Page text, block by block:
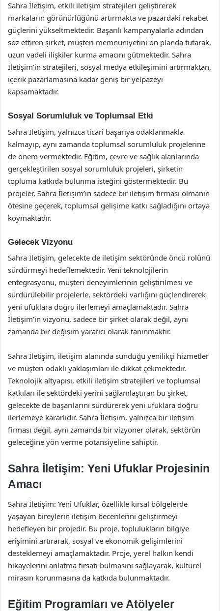
Sahra İletişim, etkili iletişim stratejileri geliştirerek
markaların görünürlüğünü artırmakta ve pazardaki rekabet
güçlerini yükseltmektedir. Başarılı kampanyalarla adından
söz ettiren şirket, müşteri memnuniyetini ön planda tutarak,
uzun vadeli ilişkiler kurma amacını gütmektedir. Sahra
İletişim’in stratejileri, sosyal medya etkileşimini artırmaktan,
içerik pazarlamasına kadar geniş bir yelpazeyi
kapsamaktadır.
Sosyal Sorumluluk ve Toplumsal Etki
Sahra İletişim, yalnızca ticari başarıya odaklanmakla
kalmayıp, aynı zamanda toplumsal sorumluluk projelerine
de önem vermektedir. Eğitim, çevre ve sağlık alanlarında
gerçekleştirilen sosyal sorumluluk projeleri, şirketin
topluma katkıda bulunma isteğini göstermektedir. Bu
projeler, Sahra İletişim’in sadece bir iletişim firması olmanın
ötesine geçerek, toplumsal gelişime katkı sağladığını ortaya
koymaktadır.
Gelecek Vizyonu
Sahra İletişim, gelecekte de iletişim sektöründe öncü rolünü
sürdürmeyi hedeflemektedir. Yeni teknolojilerin
entegrasyonu, müşteri deneyimlerinin geliştirilmesi ve
sürdürülebilir projelerle, sektördeki varlığını güçlendirerek
yeni ufuklara doğru ilerlemeyi amaçlamaktadır. Sahra
İletişim’in vizyonu, sadece bir şirket olarak değil, aynı
zamanda bir değişim yaratıcı olarak tanınmaktır.
Sahra İletişim, iletişim alanında sunduğu yenilikçi hizmetler
ve müşteri odaklı yaklaşımları ile dikkat çekmektedir.
Teknolojik altyapısı, etkili iletişim stratejileri ve toplumsal
katkıları ile sektördeki yerini sağlamlaştıran bu şirket,
gelecekte de başarılarını sürdürerek yeni ufuklara doğru
ilerlemeye kararlıdır. Sahra İletişim, yalnızca bir iletişim
firması değil, aynı zamanda bir vizyoner olarak, sektörün
geleceğine yön verme potansiyeline sahiptir.
Sahra İletişim: Yeni Ufuklar Projesinin
Amacı
Sahra İletişim: Yeni Ufuklar, özellikle kırsal bölgelerde
yaşayan bireylerin iletişim becerilerini geliştirmeyi
hedefleyen bir projedir. Bu proje, toplulukların bilgiye
erişimini artırarak, sosyal ve ekonomik gelişimlerini
desteklemeyi amaçlamaktadır. Proje, yerel halkın kendi
hikayelerini anlatma fırsatı bulmasını sağlayarak, kültürel
mirasın korunmasına da katkıda bulunmaktadır.
Eğitim Programları ve Atölyeler